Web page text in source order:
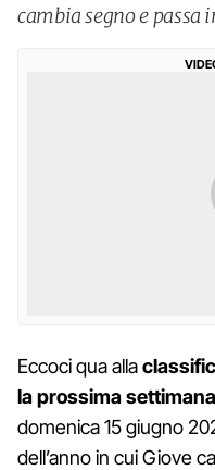
cambia segno e passa
Eccoci qua alla
la prossima settimana
domenica 15 giugno
dell’anno in cui Giove